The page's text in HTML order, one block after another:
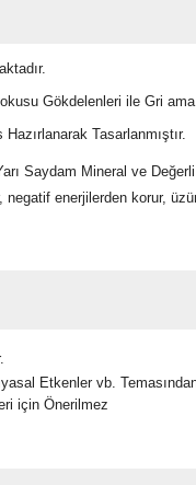
Gökdelenleri ile Gri
Tasarlanmıştır.
Saydam Mineral ve
negatif enerjilerden korur,
Etkenler vb.
için Önerilmez